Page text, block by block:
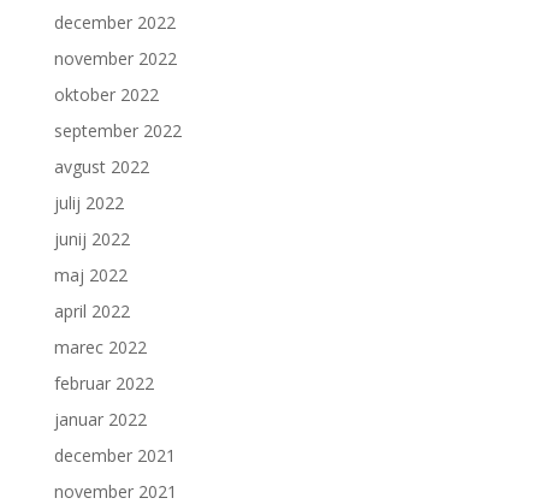
december 2022
november 2022
oktober 2022
september 2022
avgust 2022
julij 2022
junij 2022
maj 2022
april 2022
marec 2022
februar 2022
januar 2022
december 2021
november 2021